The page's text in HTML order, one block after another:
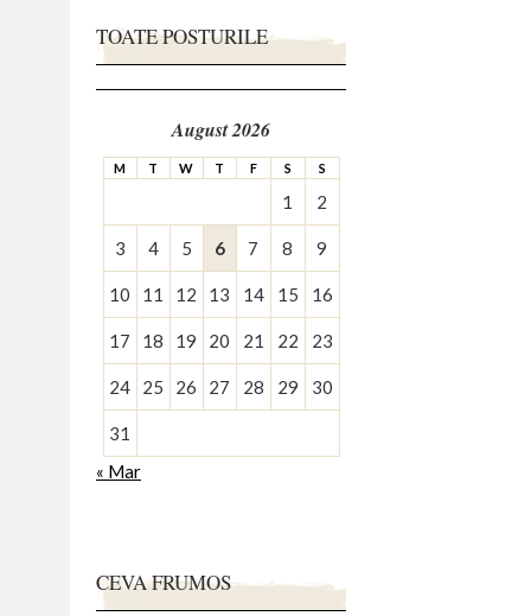
TOATE POSTURILE
August 2026
M T W T F S S
1 2
3 4 5 6 7 8 9
10 11 12 13 14 15 16
17 18 19 20 21 22 23
24 25 26 27 28 29 30
31
« Mar
CEVA FRUMOS